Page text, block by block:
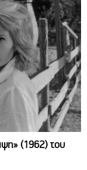
(1962) του